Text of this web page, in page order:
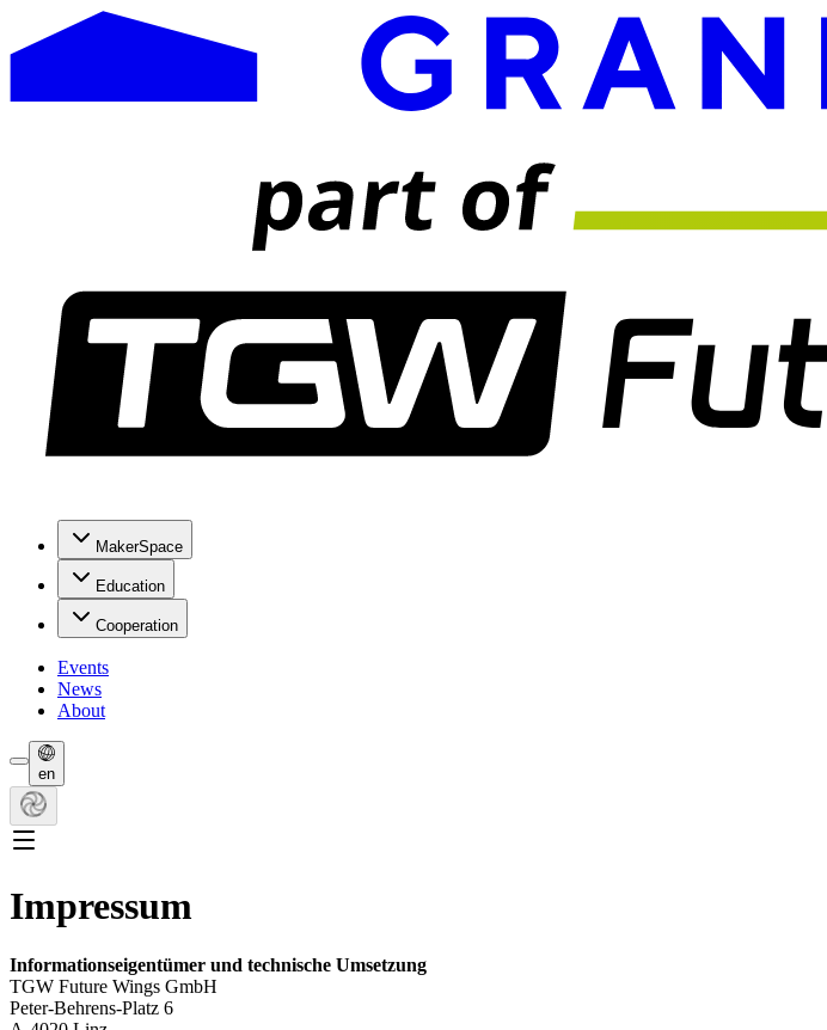
MakerSpace
Education
Cooperation
Events
News
About
en
Impressum
Informationseigentümer und technische Umsetzung
TGW Future Wings GmbH
Peter-Behrens-Platz 6